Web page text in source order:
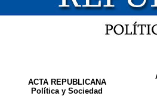
ACTA REPUBLICANA
Política y Sociedad